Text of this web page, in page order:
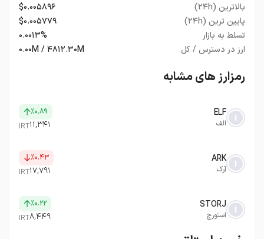
بالاترین (۲۴h)
$۰.۰۰۵۸۹۶
پایین ترین (۲۴h)
$۰.۰۰۵۷۷۹
تسلط به بازار
۰.۰۰۱۳%
ارز در دسترس / کل
۰.۰۰M / ۴۸۱۲.۳۰M
رمزارز های مشابه
ELF
الف
٪۰.۸۹
۱۱,۳۴۱IRT
ARK
آرک
٪۰.۴۳
۱۷,۷۹۱IRT
STORJ
استورج
٪۰.۲۲
۸,۴۴۹IRT